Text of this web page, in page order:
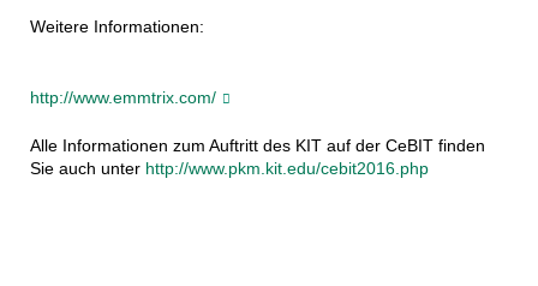
Weitere Informationen:
http://www.emmtrix.com/
Alle Informationen zum Auftritt des KIT auf der CeBIT finden
Sie auch unter http://www.pkm.kit.edu/cebit2016.php